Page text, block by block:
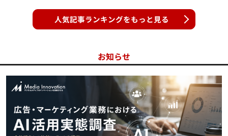
人気記事ランキングをもっと見る
お知らせ